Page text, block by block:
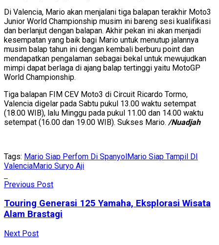
Di Valencia, Mario akan menjalani tiga balapan terakhir Moto3
Junior World Championship musim ini bareng sesi kualifikasi
dan berlanjut dengan balapan. Akhir pekan ini akan menjadi
kesempatan yang baik bagi Mario untuk menutup jalannya
musim balap tahun ini dengan kembali berburu point dan
mendapatkan pengalaman sebagai bekal untuk mewujudkan
mimpi dapat berlaga di ajang balap tertinggi yaitu MotoGP
World Championship.
Tiga balapan FIM CEV Moto3 di Circuit Ricardo Tormo,
Valencia digelar pada Sabtu pukul 13.00 waktu setempat
(18.00 WIB), lalu Minggu pada pukul 11.00 dan 14.00 waktu
setempat (16.00 dan 19.00 WIB). Sukses Mario. /Nuadjah
Tags: Mario Siap Perfom Di SpanyolMario Siap Tampil DI
ValenciaMario Suryo Aji
Previous Post
Touring Generasi 125 Yamaha, Eksplorasi Wisata
Alam Brastagi
Next Post